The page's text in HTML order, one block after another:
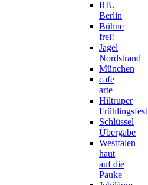
RIU
Berlin
Bühne
frei!
Jagel
Nordstrand
München
cafe
arte
Hiltruper
Frühlingsfest
Schlüssel
Übergabe
Westfalen
haut
auf die
Pauke